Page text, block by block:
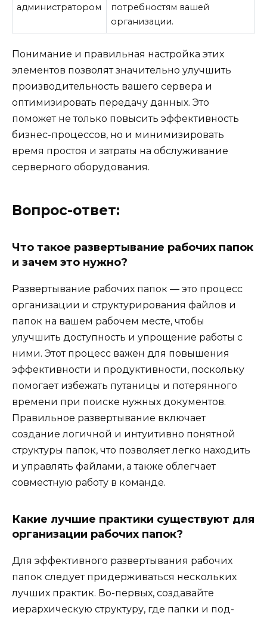
администратором
потребностям вашей
организации.
Понимание и правильная настройка этих
элементов позволят значительно улучшить
производительность вашего сервера и
оптимизировать передачу данных. Это
поможет не только повысить эффективность
бизнес-процессов, но и минимизировать
время простоя и затраты на обслуживание
серверного оборудования.
Вопрос-ответ:
Что такое развертывание рабочих папок
и зачем это нужно?
Развертывание рабочих папок — это процесс
организации и структурирования файлов и
папок на вашем рабочем месте, чтобы
улучшить доступность и упрощение работы с
ними. Этот процесс важен для повышения
эффективности и продуктивности, поскольку
помогает избежать путаницы и потерянного
времени при поиске нужных документов.
Правильное развертывание включает
создание логичной и интуитивно понятной
структуры папок, что позволяет легко находить
и управлять файлами, а также облегчает
совместную работу в команде.
Какие лучшие практики существуют для
организации рабочих папок?
Для эффективного развертывания рабочих
папок следует придерживаться нескольких
лучших практик. Во-первых, создавайте
иерархическую структуру, где папки и под-